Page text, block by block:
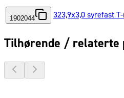
1902044
323,9x3,0 syrefast
Tilhørende / relaterte